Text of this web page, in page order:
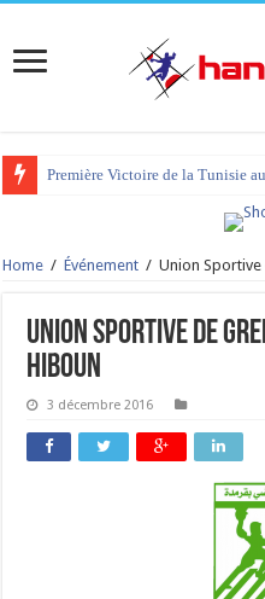
Première Victoire de la Tunisie
Home / Événement / Union
Union Sportive de
Hiboun
3 décembre 2016